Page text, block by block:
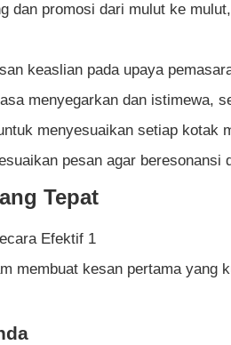
dan promosi dari mulut ke
keaslian pada upaya
menyegarkan dan istimewa,
menyesuaikan setiap kotak
pesan agar beresonansi
Tepat
membuat kesan pertama yang